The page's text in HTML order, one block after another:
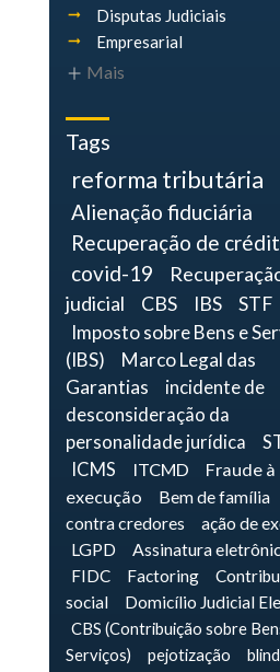
Disputas Judiciais
Empresarial
Mais
Tags
reforma tributária
Alienação fiduciária
Recuperação de
covid-19
judicial
CBS IBS STF
Imposto sobre Bens e
(IBS)
Marco Legal das
Garantias
incidente de
desconsideração da
personalidade jurídica
ICMS
ITCMD
Fraude à
execução
Bem de família
contra credores
ação de
LGPD
Assinatura
FIDC Factoring
social
Domicílio Judicial
CBS (Contribuição sobre
Serviços)
pejotização